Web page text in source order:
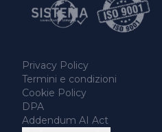
Privacy Policy
Termini e condizioni
Cookie Policy
DPA
Addendum AI Act